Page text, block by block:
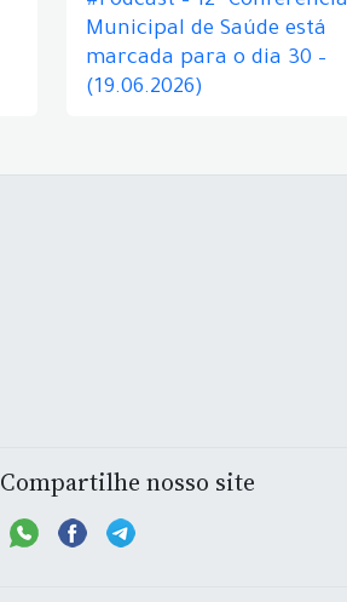
Municipal de Saúde está
marcada para o dia 30 –
(19.06.2026)
Compartilhe nosso site